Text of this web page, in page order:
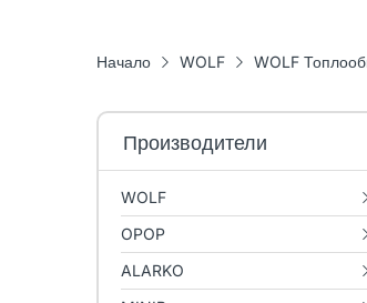
Начало WOLF WOLF
Производители
WOLF
OPOP
ALARKO